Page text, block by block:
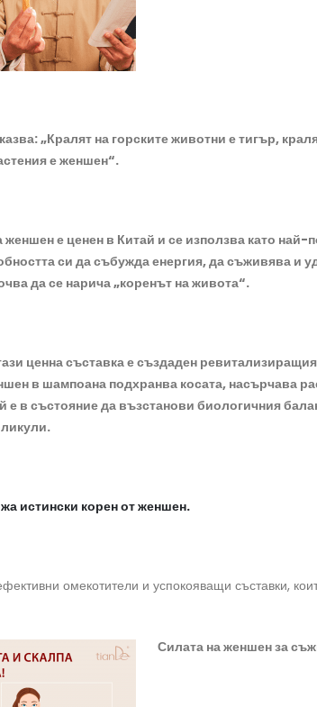
„Кралят на горските животни е тигър,
е женшен“.
е ценен в Китай и се използва като най-
си да събужда енергия, да съживява и
да се нарича „коренът на живота“.
ценна съставка е създаден
в шампоана подхранва косата, насърчава
е в състояние да възстанови биологичния
истински корен от женшен.
омекотители и успокояващи съставки,
Силата на женшен за